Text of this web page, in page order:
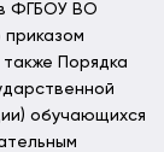
ФГБОУ ВО
приказом
Порядка
обучающихся